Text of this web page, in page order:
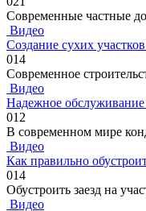
Современные частные
Видео
Создание сухих
014
Современное
Видео
Надежное
012
В современном мире
Видео
Как правильно
014
Обустроить заезд на
Видео